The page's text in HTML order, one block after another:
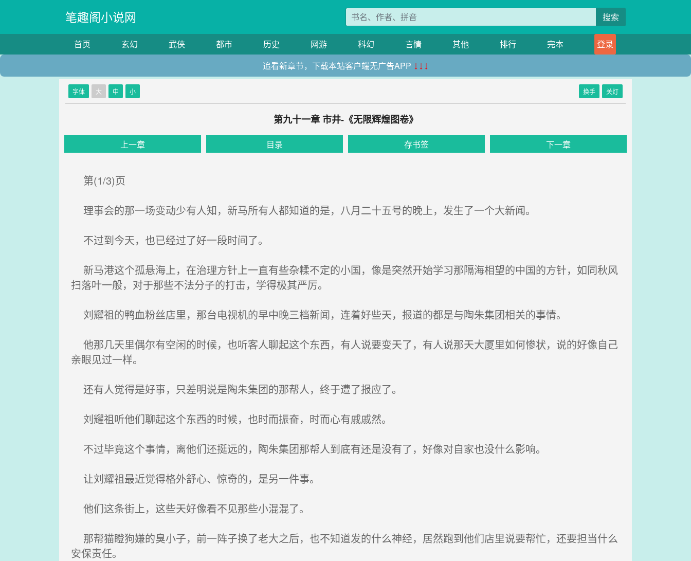
笔趣阁小说网 搜索
首页 玄幻 武侠 都市 历史 网游 科幻 言情 其他 排行 完本
登录
追看新章节，下载本站客户端无广告APP ↓↓↓
字体 大 中 小 换手 关灯
第九十一章 市井-《无限辉煌图卷》
上一章 目录 存书签 下一章
第(1/3)页
理事会的那一场变动少有人知，新马所有人都知道的是，八月二十五号的晚上，发生了一个大新闻。
不过到今天，也已经过了好一段时间了。
新马港这个孤悬海上，在治理方针上一直有些杂糅不定的小国，像是突然开始学习那隔海相望的中国的方针，如同秋风
扫落叶一般，对于那些不法分子的打击，学得极其严厉。
刘耀祖的鸭血粉丝店里，那台电视机的早中晚三档新闻，连着好些天，报道的都是与陶朱集团相关的事情。
他那几天里偶尔有空闲的时候，也听客人聊起这个东西，有人说要变天了，有人说那天大厦里如何惨状，说的好像自己
亲眼见过一样。
还有人觉得是好事，只差明说是陶朱集团的那帮人，终于遭了报应了。
刘耀祖听他们聊起这个东西的时候，也时而振奋，时而心有戚戚然。
不过毕竟这个事情，离他们还挺远的，陶朱集团那帮人到底有还是没有了，好像对自家也没什么影响。
让刘耀祖最近觉得格外舒心、惊奇的，是另一件事。
他们这条街上，这些天好像看不见那些小混混了。
那帮猫瞪狗嫌的臭小子，前一阵子换了老大之后，也不知道发的什么神经，居然跑到他们店里说要帮忙，还要担当什么
安保责任。